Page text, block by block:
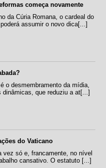
começa novamente
da Cúria Romana, o cardeal do
assumir o novo dica[...]
o desmembramento da mídia,
dinâmicas, que reduziu a at[...]
do Vaticano
vez só e, francamente, no nível
cansativo. O estatuto [...]